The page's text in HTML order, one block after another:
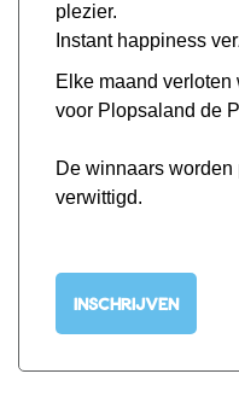
plezier.
Instant happiness
Elke maand
voor Plopsaland de
De winnaars worden
verwittigd.
INSCHRIJVEN